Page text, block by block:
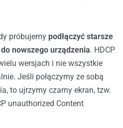
próbujemy podłączyć starsze
nowszego urządzenia. HDCP
wersjach i nie wszystkie
Jeśli połączymy ze sobą
to ujrzymy czarny ekran, tzw.
unauthorized Content